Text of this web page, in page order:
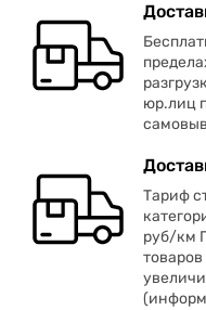
юр.лиц
Тариф
руб/км